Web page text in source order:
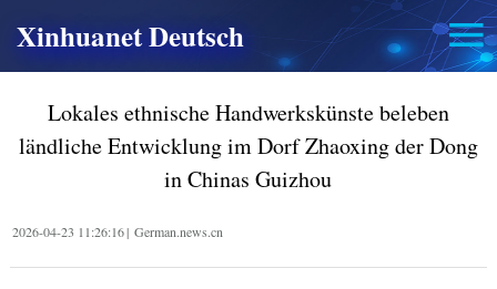
Xinhuanet Deutsch
Lokales ethnische Handwerkskünste beleben
ländliche Entwicklung im Dorf Zhaoxing der Dong
in Chinas Guizhou
2026-04-23 11:26:16| German.news.cn